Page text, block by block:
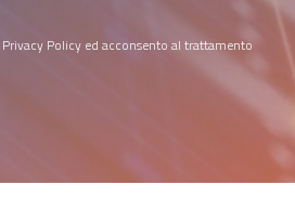
Privacy Policy ed acconsento al trattamento